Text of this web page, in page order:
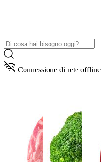
Connessione di rete